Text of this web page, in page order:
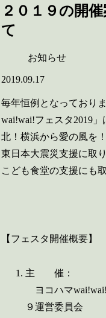
２０１９の開
て
お知らせ
2019.09.17
毎年恒例となっており
wai!wai!フェスタ2019
北！横浜から愛の風を
東日本大震災支援に取
こども食堂の支援にも
【フェスタ開催概要】
主 催：
ヨコハマ
９運営委員会